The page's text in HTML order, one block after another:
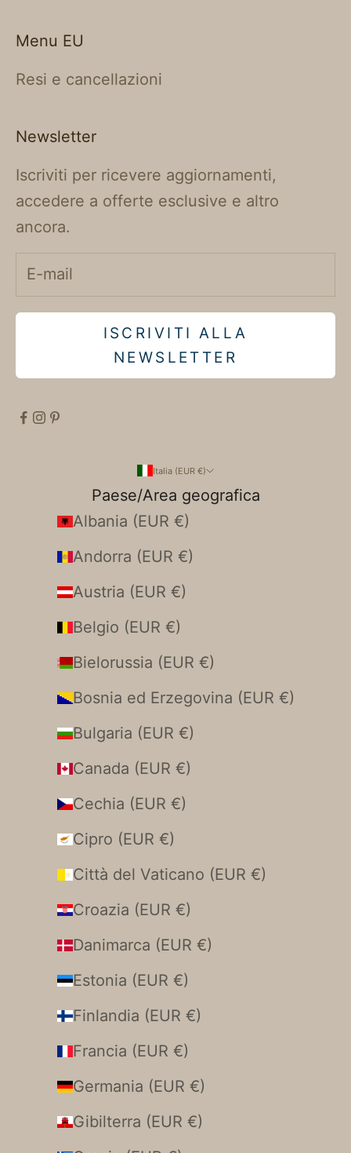
Menu EU
Resi e cancellazioni
Newsletter
Iscriviti per ricevere aggiornamenti,
accedere a offerte esclusive e altro
ancora.
ISCRIVITI ALLA
NEWSLETTER
Italia (EUR €)
Paese/Area geografica
Albania (EUR €)
Andorra (EUR €)
Austria (EUR €)
Belgio (EUR €)
Bielorussia (EUR €)
Bosnia ed Erzegovina (EUR €)
Bulgaria (EUR €)
Canada (EUR €)
Cechia (EUR €)
Cipro (EUR €)
Città del Vaticano (EUR €)
Croazia (EUR €)
Danimarca (EUR €)
Estonia (EUR €)
Finlandia (EUR €)
Francia (EUR €)
Germania (EUR €)
Gibilterra (EUR €)